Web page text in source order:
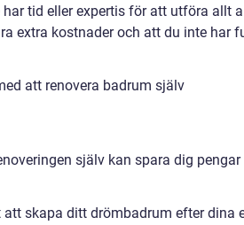
tid eller expertis för att utföra allt
extra kostnader och att du inte har
att renovera badrum själv
själv kan spara dig pengar
skapa ditt drömbadrum efter dina